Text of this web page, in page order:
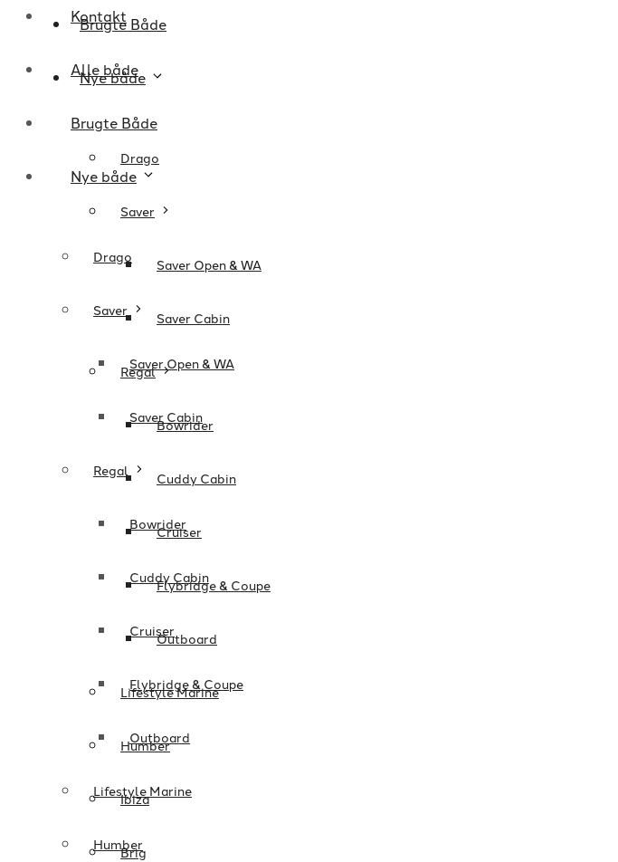
Brugte Både
Nye både
Drago
Saver
Saver Open & WA
Saver Cabin
Regal
Bowrider
Cuddy Cabin
Cruiser
Flybridge & Coupe
Outboard
Lifestyle Marine
Humber
Ibiza
Brig
Kontakt
Alle både
Brugte Både
Nye både
Drago
Saver
Saver Open & WA
Saver Cabin
Regal
Bowrider
Cuddy Cabin
Cruiser
Flybridge & Coupe
Outboard
Lifestyle Marine
Humber